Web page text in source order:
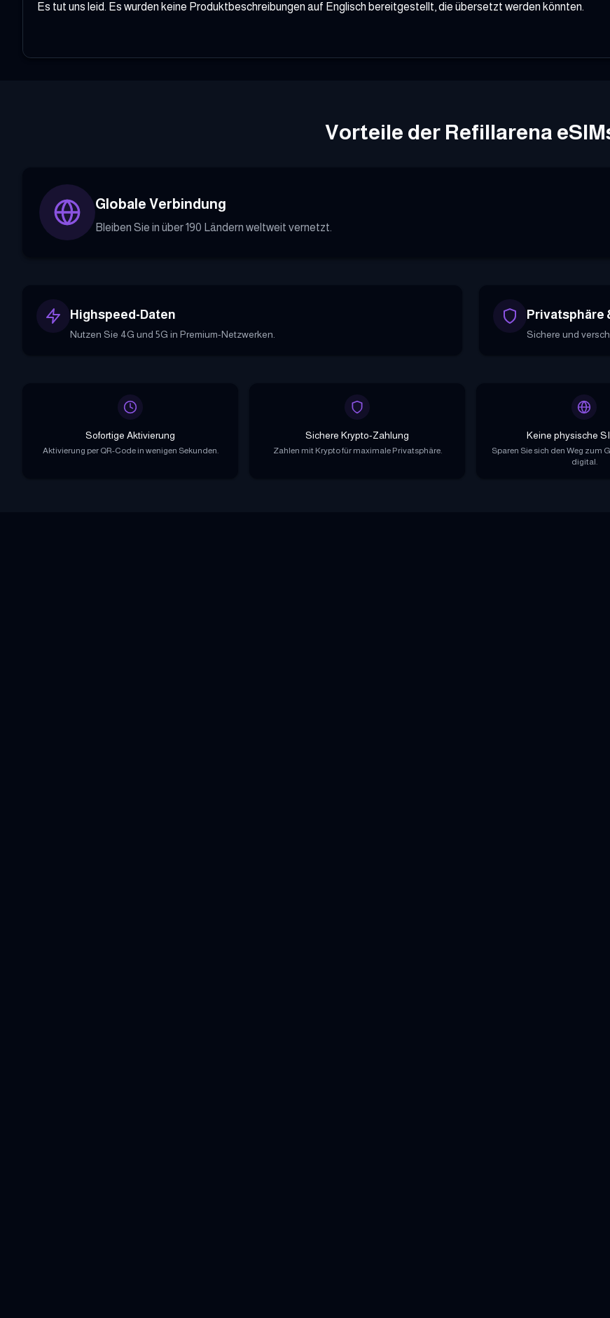
Es tut uns leid. Es wurden keine Produktbeschreibungen auf Englisch bereitgestellt, die übersetzt werden könnten.
Vorteile der Refillarena
Globale Verbindung
Bleiben Sie in über 190 Ländern weltweit vernetzt.
Highspeed-Daten
Nutzen Sie 4G und 5G in Premium-Netzwerken.
Privatsphäre
Sichere und
Sofortige Aktivierung
Aktivierung per QR-Code in wenigen Sekunden.
Sichere Krypto-Zahlung
Zahlen mit Krypto für maximale Privatsphäre.
Keine physische
Sparen Sie sich den Weg zum
digital.